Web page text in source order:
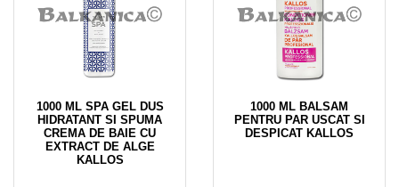
1000 ML SPA GEL DUS
HIDRATANT SI SPUMA
CREMA DE BAIE CU
EXTRACT DE ALGE
KALLOS
1000 ML BALSAM
PENTRU PAR USCAT SI
DESPICAT KALLOS